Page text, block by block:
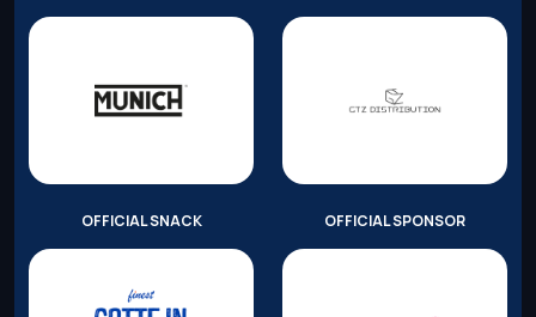
OFFICIAL SNACK OFFICIAL SPONSOR